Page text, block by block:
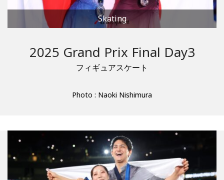
Skating
2025 Grand Prix Final Day3
フィギュアスケート
Photo : Naoki Nishimura